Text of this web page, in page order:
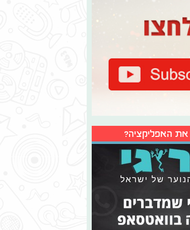
האפליקציה?